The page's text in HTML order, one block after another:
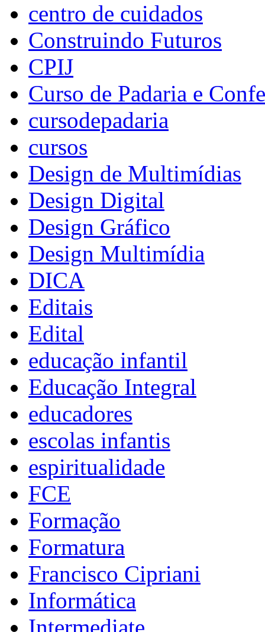
centro de cuidados
Construindo Futuros
CPIJ
Curso de Padaria e
cursodepadaria
cursos
Design de Multimídias
Design Digital
Design Gráfico
Design Multimídia
DICA
Editais
Edital
educação infantil
Educação Integral
educadores
escolas infantis
espiritualidade
FCE
Formação
Formatura
Francisco Cipriani
Informática